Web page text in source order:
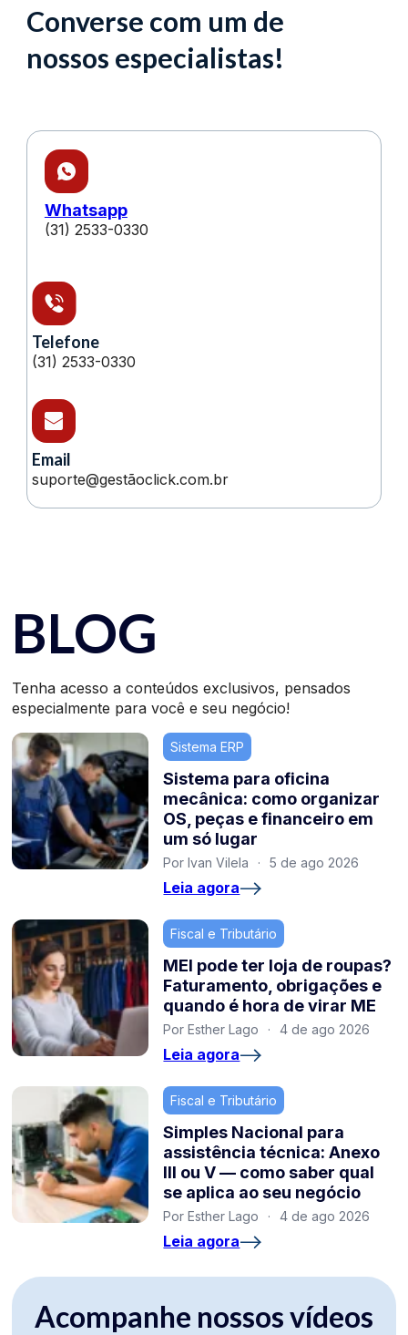
Converse com um de
nossos especialistas!
Whatsapp
(31) 2533-0330
Telefone
(31) 2533-0330
Email
suporte@gestãoclick.com.br
BLOG
Tenha acesso a conteúdos exclusivos, pensados
especialmente para você e seu negócio!
Sistema ERP
Sistema para oficina
mecânica: como organizar
OS, peças e financeiro em
um só lugar
Por Ivan Vilela · 5 de ago 2026
Leia agora
Fiscal e Tributário
MEI pode ter loja de roupas?
Faturamento, obrigações e
quando é hora de virar ME
Por Esther Lago · 4 de ago 2026
Leia agora
Fiscal e Tributário
Simples Nacional para
assistência técnica: Anexo
III ou V — como saber qual
se aplica ao seu negócio
Por Esther Lago · 4 de ago 2026
Leia agora
Acompanhe nossos vídeos